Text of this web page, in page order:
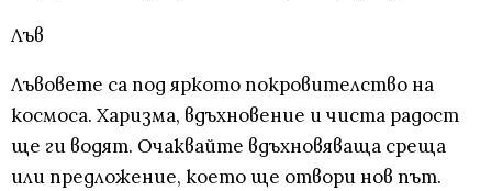
Лъв
Лъвовете са под яркото покровителство на
космоса. Харизма, вдъхновение и чиста радост
ще ги водят. Очаквайте вдъхновяваща среща
или предложение, което ще отвори нов път.